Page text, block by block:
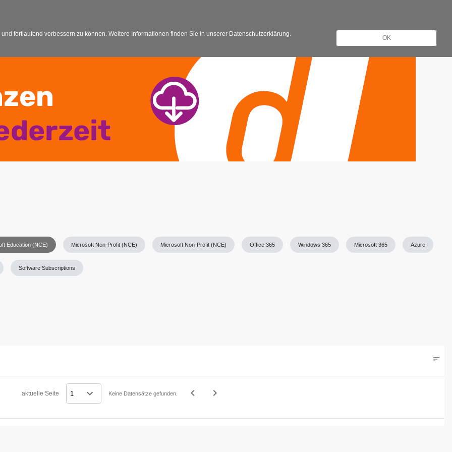
Education (NCE) Microsoft Non-Profit (NCE) Microsoft Non-Profit (NCE) Office 365 Windows 365 Microsoft 365 Azure
Software Subscriptions
sort
aktuelle Seite Keine Datensätze gefunden. navigate_before navigate_next
fortlaufend verbessern zu können. Weitere Informationen finden Sie in unserer Datenschutzerklärung.
OK